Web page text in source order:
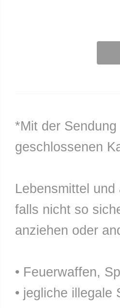
*Mit der
geschlossenen
Lebensmittel
falls nicht so
anziehen oder
• Feuerwaffen,
• jegliche